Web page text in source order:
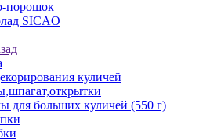
порошок
SICAO
куличей
для больших куличей (550 г)